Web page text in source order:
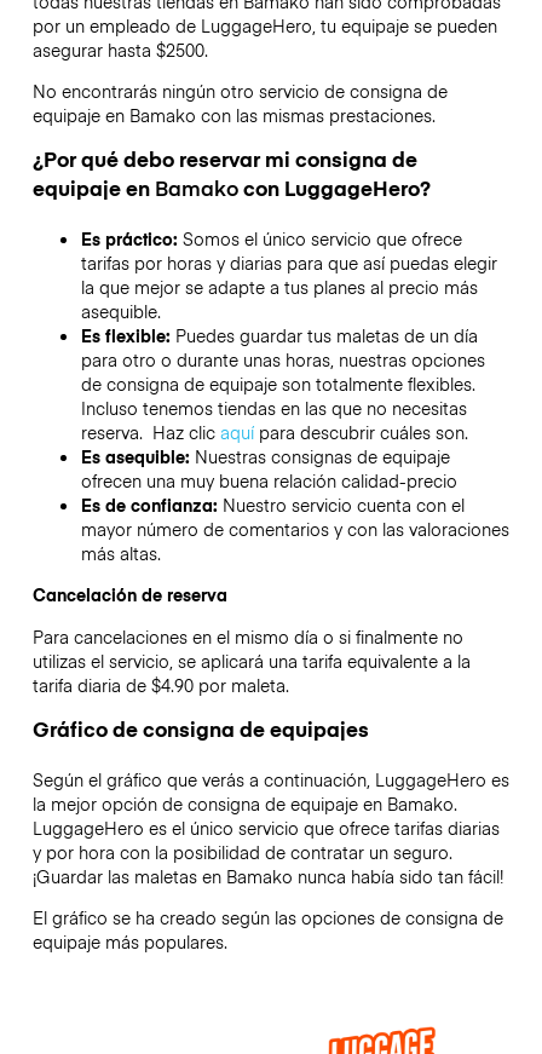
por un empleado de LuggageHero, tu equipaje se pueden
asegurar hasta $2500.
No encontrarás ningún otro servicio de consigna de
equipaje en Bamako con las mismas prestaciones.
¿Por qué debo reservar mi consigna de
equipaje en Bamakocon LuggageHero?
Es práctico: Somos el único servicio que ofrece
tarifas por horas y diarias para que así puedas elegir
la que mejor se adapte a tus planes al precio más
asequible.
Es flexible: Puedes guardar tus maletas de un día
para otro o durante unas horas, nuestras opciones
de consigna de equipaje son totalmente flexibles.
Incluso tenemos tiendas en las que no necesitas
reserva. Haz clic aquípara descubrir cuáles son.
Es asequible: Nuestras consignas de equipaje
ofrecen una muy buena relación calidad-precio
Es de confianza: Nuestro servicio cuenta con el
mayor número de comentarios y con las valoraciones
más altas.
Cancelación de reserva
Para cancelaciones en el mismo día o si finalmente no
utilizas el servicio, se aplicará una tarifa equivalente a la
tarifa diaria de $4.90 por maleta.
Gráfico de consigna de equipajes
Según el gráfico que verás a continuación, LuggageHero es
la mejor opción de consigna de equipaje en Bamako.
LuggageHero es el único servicio que ofrece tarifas diarias
y por hora con la posibilidad de contratar un seguro.
¡Guardar las maletas en Bamako nunca había sido tan fácil!
El gráfico se ha creado según las opciones de consigna de
equipaje más populares.